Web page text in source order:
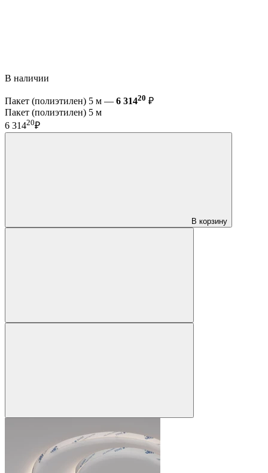
В наличии
Пакет (полиэтилен) 5 м — 6 31420 ₽
Пакет (полиэтилен) 5 м
6 31420₽
В корзину